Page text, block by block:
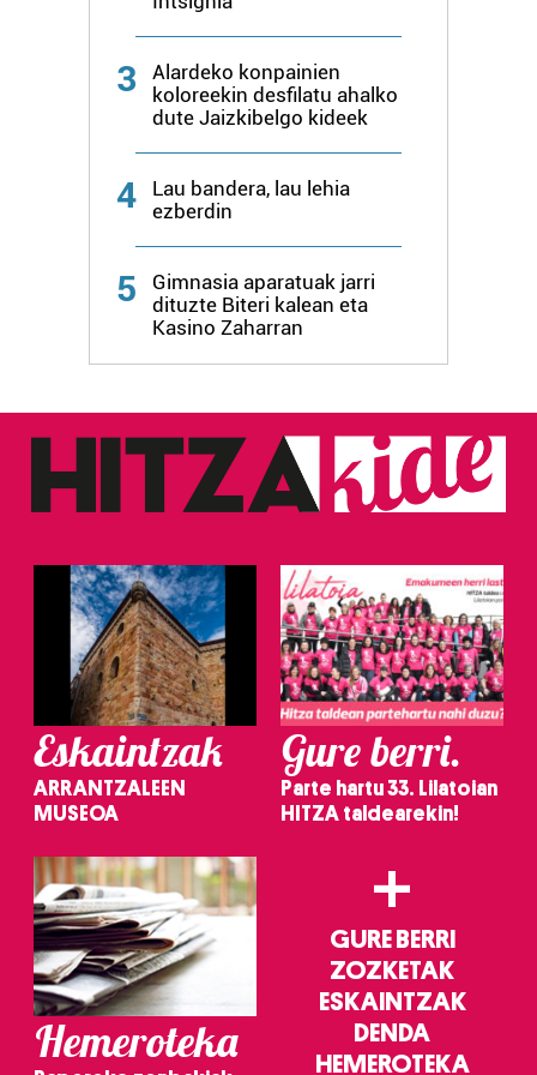
3
Alardeko konpainien
koloreekin desfilatu ahalko
dute Jaizkibelgo kideek
4
Lau bandera, lau lehia
ezberdin
5
Gimnasia aparatuak jarri
dituzte Biteri kalean eta
Kasino Zaharran
Eskaintzak
ARRANTZALEEN
MUSEOA
Gure berri.
Parte hartu 33. Lilatoian
HITZA taldearekin!
Hemeroteka
+
GURE BERRI
ZOZKETAK
ESKAINTZAK
DENDA
HEMEROTEKA